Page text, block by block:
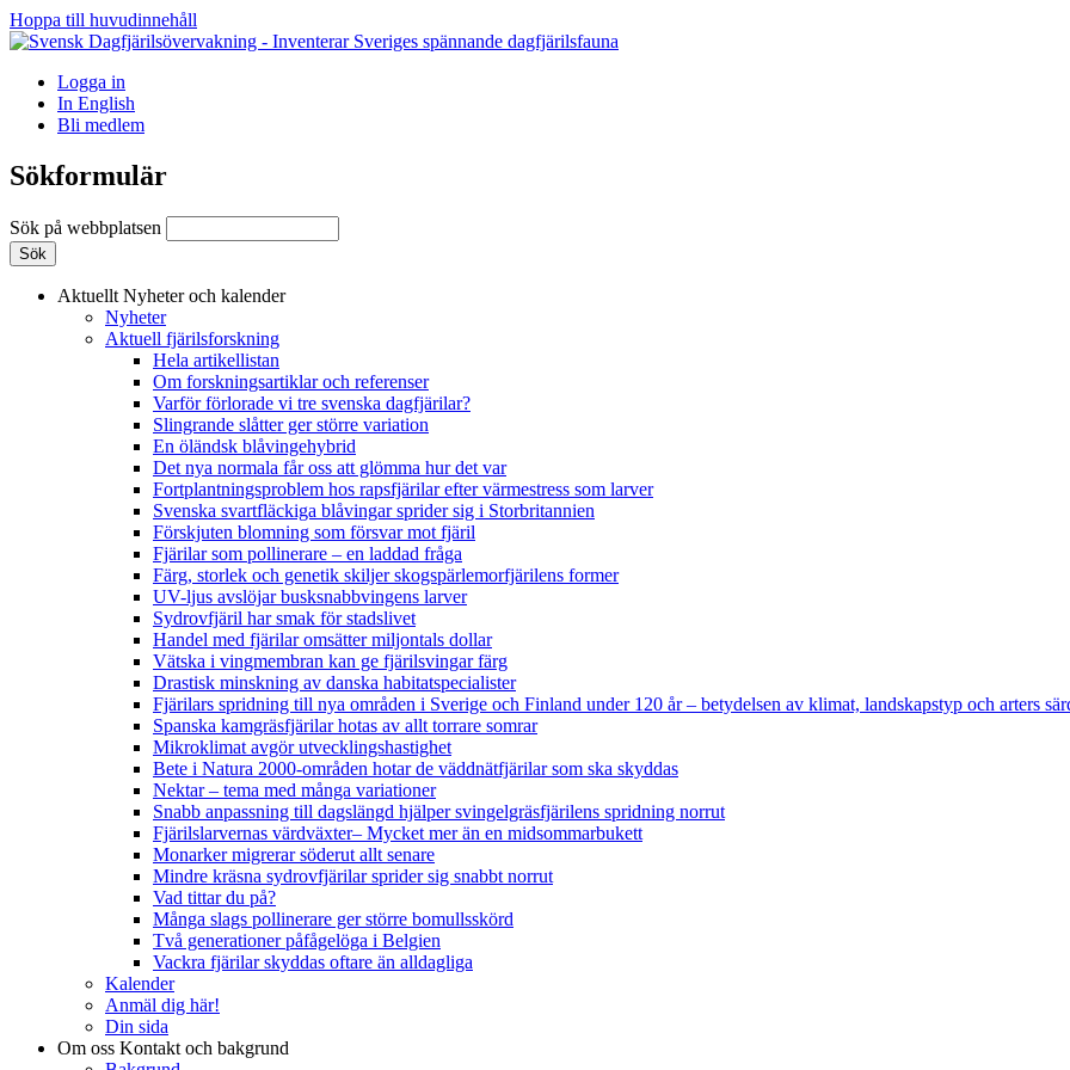
Hoppa till huvudinnehåll
Logga in
In English
Bli medlem
Sökformulär
Sök på webbplatsen
Aktuellt Nyheter och kalender
Nyheter
Aktuell fjärilsforskning
Hela artikellistan
Om forskningsartiklar och referenser
Varför förlorade vi tre svenska dagfjärilar?
Slingrande slåtter ger större variation
En öländsk blåvingehybrid
Det nya normala får oss att glömma hur det var
Fortplantningsproblem hos rapsfjärilar efter värmestress som larver
Svenska svartfläckiga blåvingar sprider sig i Storbritannien
Förskjuten blomning som försvar mot fjäril
Fjärilar som pollinerare – en laddad fråga
Färg, storlek och genetik skiljer skogspärlemorfjärilens former
UV-ljus avslöjar busksnabbvingens larver
Sydrovfjäril har smak för stadslivet
Handel med fjärilar omsätter miljontals dollar
Vätska i vingmembran kan ge fjärilsvingar färg
Drastisk minskning av danska habitatspecialister
Fjärilars spridning till nya områden i Sverige och Finland under 120 år– betydelsen av klimat, landskapstyp och arters
Spanska kamgräsfjärilar hotas av allt torrare somrar
Mikroklimat avgör utvecklingshastighet
Bete i Natura 2000-områden hotar de väddnätfjärilar som ska skyddas
Nektar – tema med många variationer
Snabb anpassning till dagslängd hjälper svingelgräsfjärilens spridning norrut
Fjärilslarvernas värdväxter– Mycket mer än en midsommarbukett
Monarker migrerar söderut allt senare
Mindre kräsna sydrovfjärilar sprider sig snabbt norrut
Vad tittar du på?
Många slags pollinerare ger större bomullsskörd
Två generationer påfågelöga i Belgien
Vackra fjärilar skyddas oftare än alldagliga
Kalender
Anmäl dig här!
Din sida
Om oss Kontakt och bakgrund